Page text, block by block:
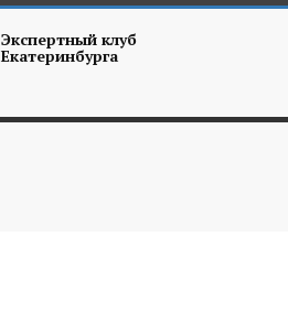
Экспертный клуб
Екатеринбурга